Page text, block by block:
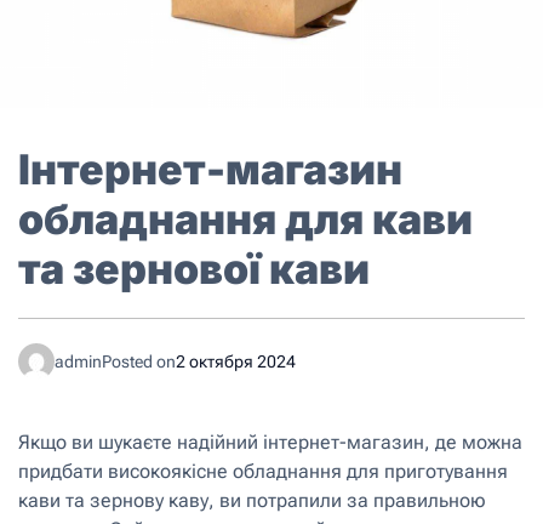
Інтернет-магазин
обладнання для кави
та зернової кави
adminPosted on2 октября 2024
Якщо ви шукаєте надійний інтернет-магазин, де можна
придбати високоякісне обладнання для приготування
кави та зернову каву, ви потрапили за правильною